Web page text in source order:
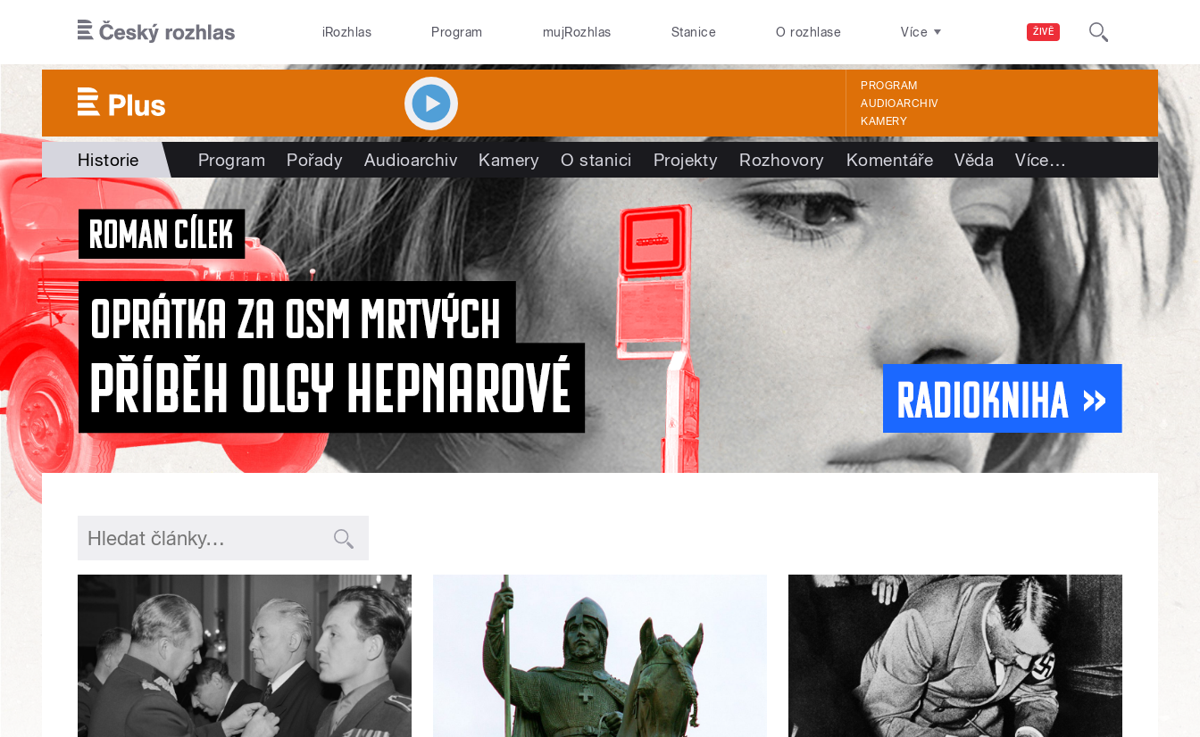
ŽIVĚ
iRozhlas Program mujRozhlas Stanice O rozhlase Více
PROGRAM
AUDIOARCHIV
KAMERY
Historie Program Pořady Audioarchiv Kamery O stanici Projekty Rozhovory Komentáře Věda Více…